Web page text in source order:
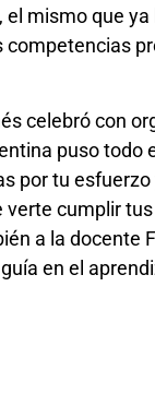
el mismo que ya
competencias
celebró con
puso todo
por tu
cumplir tus
a la docente
en el